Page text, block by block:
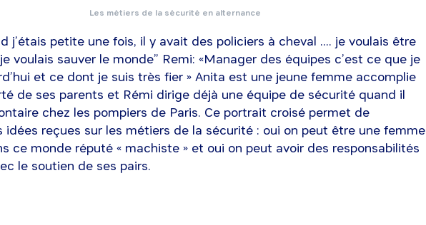
Les métiers de la sécurité en alternance
j’étais petite une fois, il y avait des policiers à cheval .... je voulais être
voulais sauver le monde” Remi: «Manager des équipes c’est ce que je
et ce dont je suis très fier » Anita est une jeune femme accomplie
de ses parents et Rémi dirige déjà une équipe de sécurité quand il
chez les pompiers de Paris. Ce portrait croisé permet de
idées reçues sur les métiers de la sécurité : oui on peut être une femme
ce monde réputé « machiste » et oui on peut avoir des responsabilités
le soutien de ses pairs.